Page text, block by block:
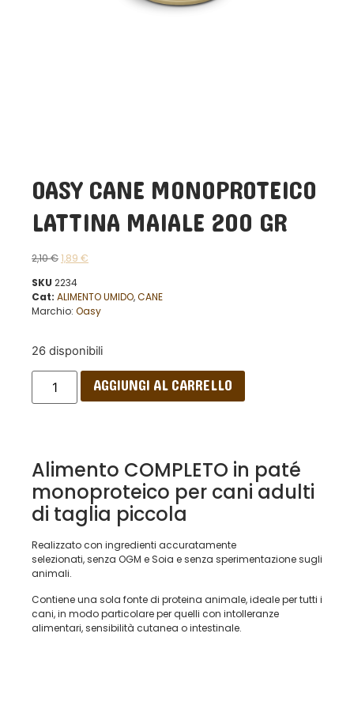
OASY CANE MONOPROTEICO
LATTINA MAIALE 200 GR
2,10€1,89 €
SKU 2234
Cat: ALIMENTO UMIDO,CANE
Marchio: Oasy
26 disponibili
AGGIUNGI AL CARRELLO
Alimento COMPLETO in paté
monoproteico per cani adulti
di taglia piccola
Realizzato con ingredienti accuratamente
selezionati,senza OGM e Soia e senza sperimentazione sugli
animali.
Contiene una sola fonte di proteina animale, ideale per tutti i
cani, in modo particolare per quelli con intolleranze
alimentari, sensibilità cutanea o intestinale.